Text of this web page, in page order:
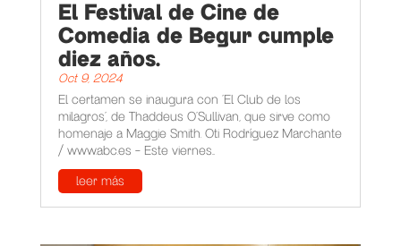
El Festival de Cine de
Comedia de Begur cumple
diez años.
Oct 9, 2024
El certamen se inaugura con 'El Club de los
milagros', de Thaddeus O'Sullivan, que sirve como
homenaje a Maggie Smith. Oti Rodríguez Marchante
/ www.abc.es - Este viernes...
leer más